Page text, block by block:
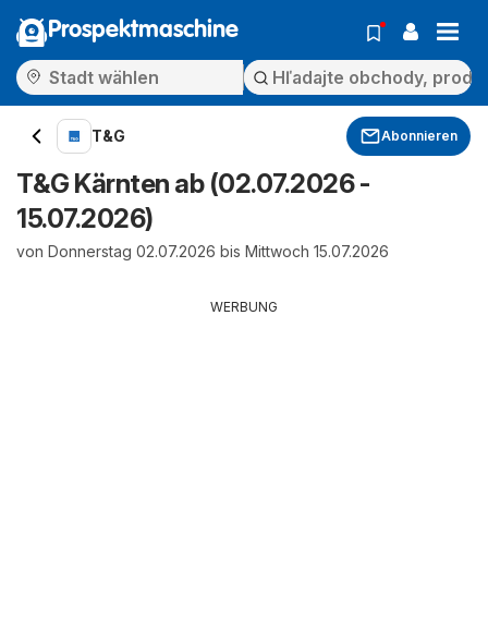
Prospektmaschine
T&G Abonnieren
T&G Kärnten ab (02.07.2026 -
15.07.2026)
von Donnerstag 02.07.2026 bis Mittwoch 15.07.2026
WERBUNG